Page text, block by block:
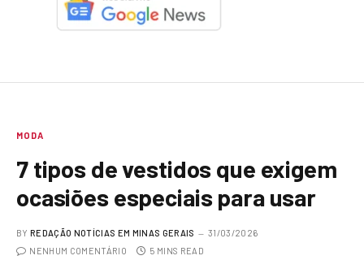
MODA
7 tipos de vestidos que exigem
ocasiões especiais para usar
BY REDAÇÃO NOTÍCIAS EM MINAS GERAIS
31/03/2026
NENHUM COMENTÁRIO
5 MINS READ